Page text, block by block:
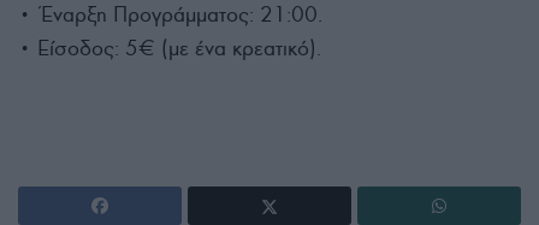
• Έναρξη Προγράμματος: 21:00.
• Είσοδος: 5€ (με ένα κρεατικό).